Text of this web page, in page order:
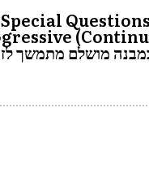
Special